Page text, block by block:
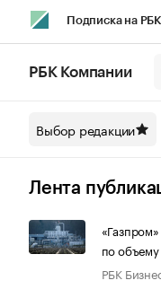
Подписка на РБК
Спецпроекты
Технологии и
РБК Компании
Выбор редакции
Лента
по объему
РБК